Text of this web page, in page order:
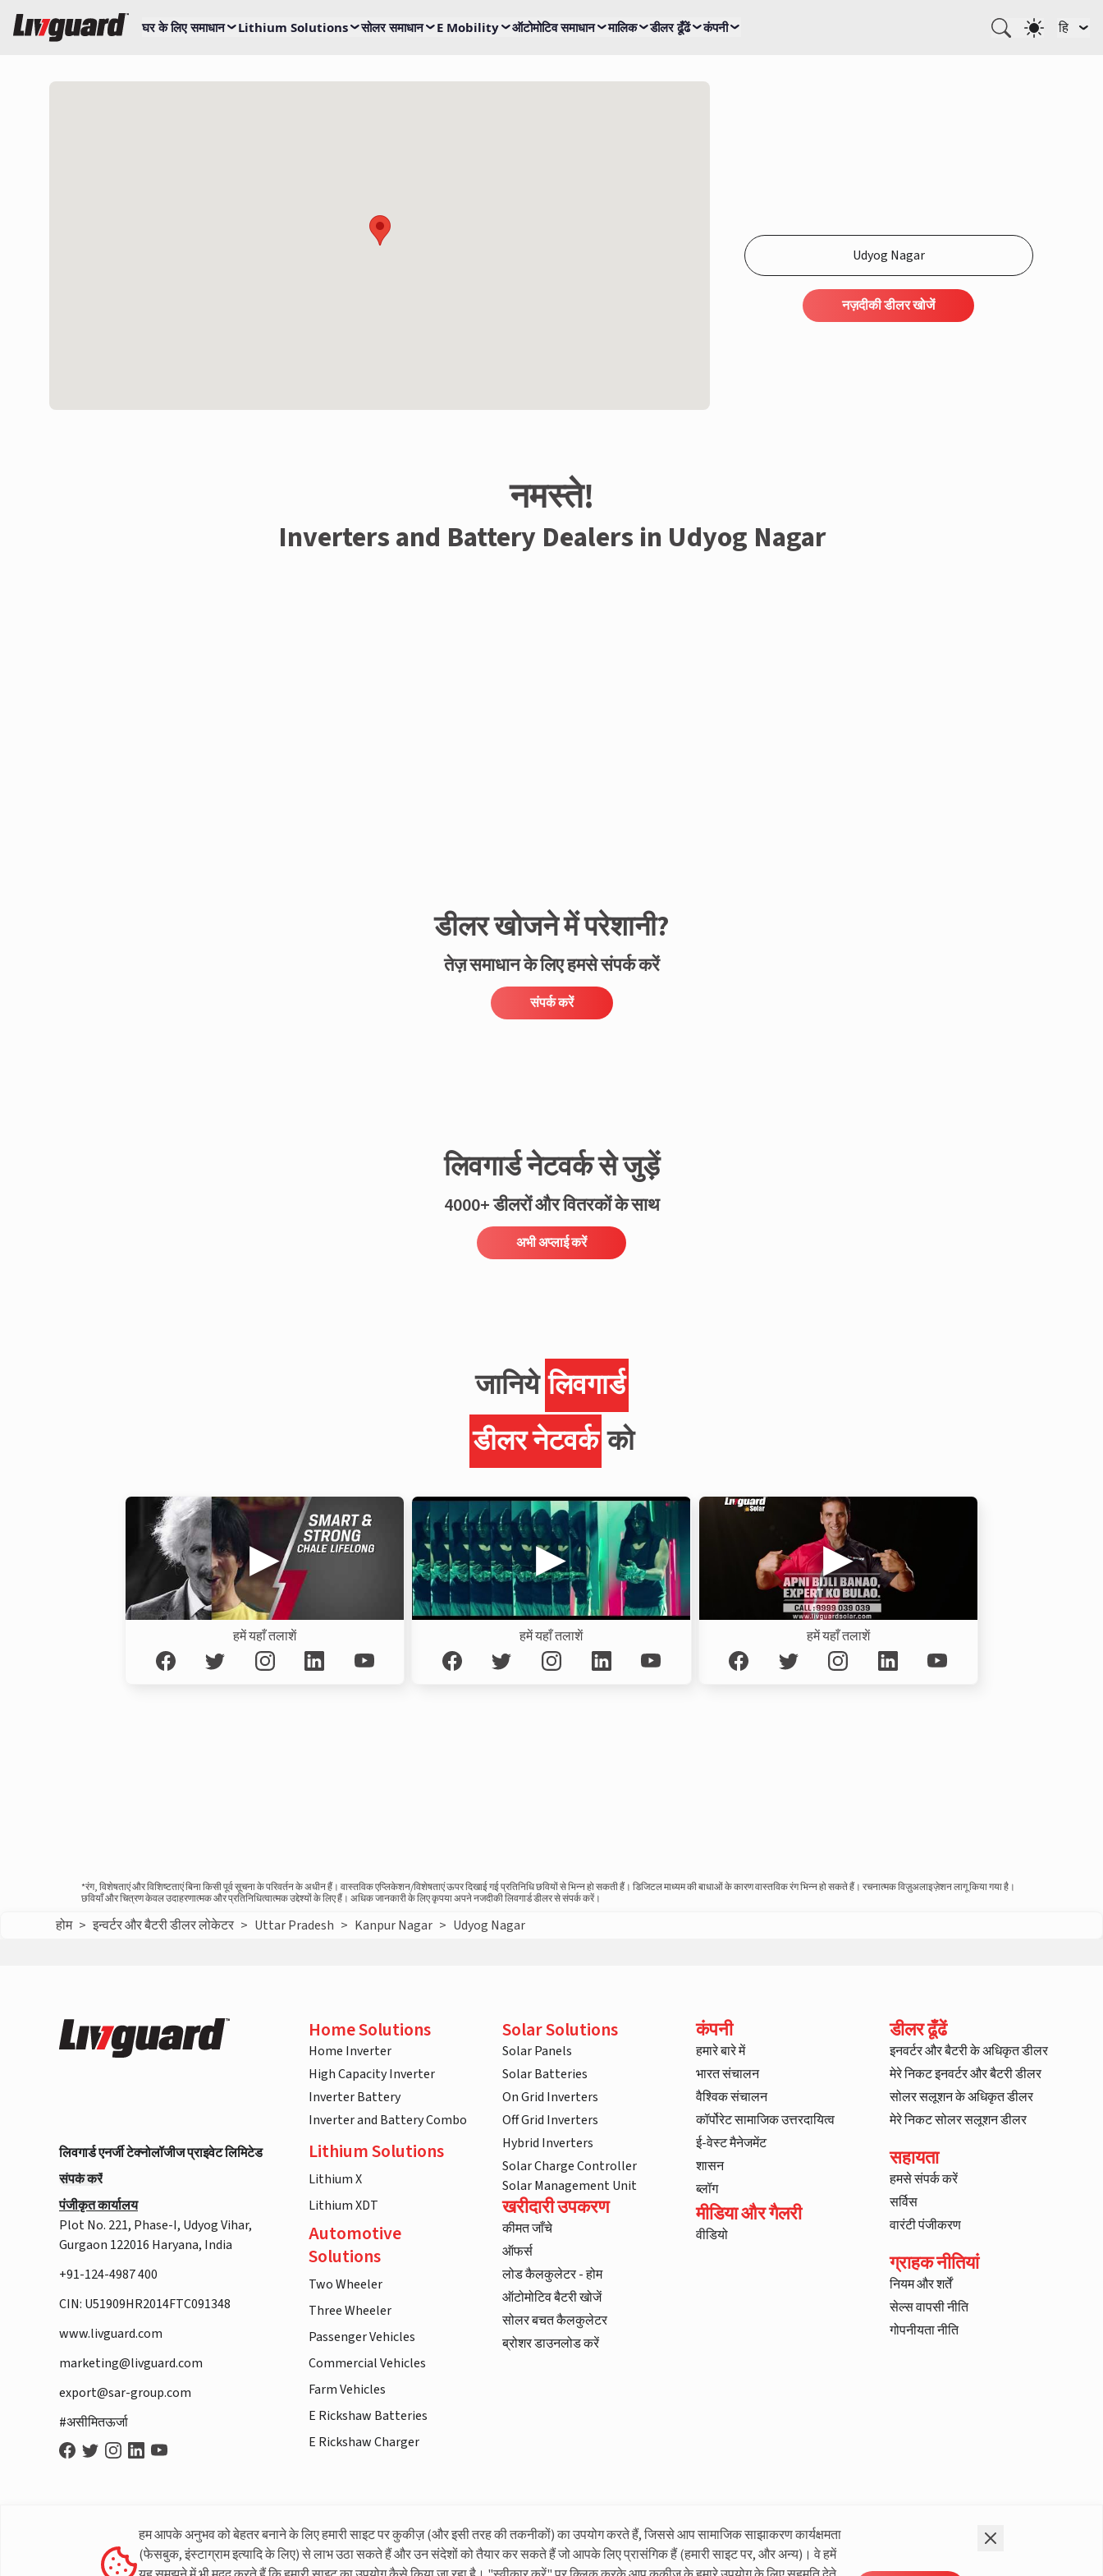
घर के लिए समाधान Lithium Solutions सोलर समाधान E Mobility ऑटोमोटिव समाधान मालिक डीलर ढूँढें कंपनी हि
नज़दीकी डीलर खोजें
नमस्ते!
Inverters and Battery Dealers in Udyog Nagar
डीलर खोजने में परेशानी?
तेज़ समाधान के लिए हमसे संपर्क करें
संपर्क करें
लिवगार्ड नेटवर्क से जुड़ें
4000+ डीलरों और वितरकों के साथ
अभी अप्लाई करें
जानियेलिवगार्ड
डीलर नेटवर्क को
हमें यहाँ तलाशें हमें यहाँ तलाशें हमें यहाँ तलाशें
*रंग, विशेषताएं और विशिष्टताएं बिना किसी पूर्व सूचना के परिवर्तन के अधीन हैं। वास्तविक एप्लिकेशन/विशेषताएं ऊपर दिखाई गई प्रतिनिधि छवियों से भिन्न हो सकती हैं। डिजिटल माध्यम की बाधाओं के कारण वास्तविक रंग भिन्न हो सकते हैं। रचनात्मक विज़ुअलाइज़ेशन लागू किया गया है।
छवियाँ और चित्रण केवल उदाहरणात्मक और प्रतिनिधित्वात्मक उद्देश्यों के लिए हैं। अधिक जानकारी के लिए कृपया अपने नजदीकी लिवगार्ड डीलर से संपर्क करें।
होम > इन्वर्टर और बैटरी डीलर लोकेटर > Uttar Pradesh > Kanpur Nagar > Udyog Nagar
लिवगार्ड एनर्जी टेक्नोलॉजीज प्राइवेट लिमिटेड
संपर्क करें
पंजीकृत कार्यालय
Plot No. 221, Phase-I, Udyog Vihar,
Gurgaon 122016 Haryana, India
+91-124-4987 400
CIN: U51909HR2014FTC091348
www.livguard.com
marketing@livguard.com
export@sar-group.com
#असीमितऊर्जा
Home Solutions
Home Inverter
High Capacity Inverter
Inverter Battery
Inverter and Battery Combo
Lithium Solutions
Lithium X
Lithium XDT
Automotive
Solutions
Two Wheeler
Three Wheeler
Passenger Vehicles
Commercial Vehicles
Farm Vehicles
E Rickshaw Batteries
E Rickshaw Charger
Solar Solutions
Solar Panels
Solar Batteries
On Grid Inverters
Off Grid Inverters
Hybrid Inverters
Solar Charge Controller
Solar Management Unit
खरीदारी उपकरण
कीमत जाँचे
ऑफर्स
लोड कैलकुलेटर - होम
ऑटोमोटिव बैटरी खोजें
सोलर बचत कैलकुलेटर
ब्रोशर डाउनलोड करें
कंपनी
हमारे बारे में
भारत संचालन
वैश्विक संचालन
कॉर्पोरेट सामाजिक उत्तरदायित्व
ई-वेस्ट मैनेजमेंट
शासन
ब्लॉग
मीडिया और गैलरी
वीडियो
डीलर ढूँढें
इनवर्टर और बैटरी के अधिकृत डीलर
मेरे निकट इनवर्टर और बैटरी डीलर
सोलर सलूशन के अधिकृत डीलर
मेरे निकट सोलर सलूशन डीलर
सहायता
हमसे संपर्क करें
सर्विस
वारंटी पंजीकरण
ग्राहक नीतियां
नियम और शर्तें
सेल्स वापसी नीति
गोपनीयता नीति
लिवगार्ड के बारे में अधिक जानकारी
हम आपके अनुभव को बेहतर बनाने के लिए हमारी साइट पर कुकीज़ (और इसी तरह की तकनीकों) का उपयोग करते हैं, जिससे आप सामाजिक साझाकरण कार्यक्षमता
(फेसबुक, इंस्टाग्राम इत्यादि के लिए) से लाभ उठा सकते हैं और उन संदेशों को तैयार कर सकते हैं जो आपके लिए प्रासंगिक हैं (हमारी साइट पर, और अन्य)। वे हमें